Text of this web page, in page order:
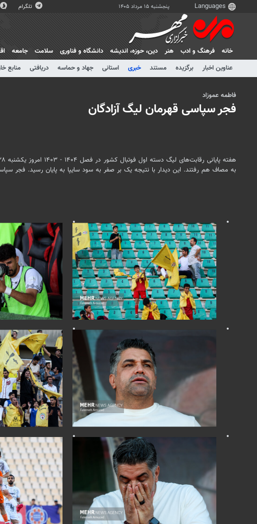
پنجشنبه ۱۵ مرداد ۱۴۰۵ تلگرام
خانه فرهنگ و ادب هنر دين، حوزه، انديشه دانشگاه و فناوری سلامت جامعه
عناوین اخبار
برگزیده مستند خبری استانی جهاد و حماسه دریافتی منابع
فاطمه عموزاد
فجر سپاسی قهرمان لیگ آزادگان
به مصاف هم رفتند. این دیدار با نتیجه یک بر صفر به سود سایپا به پایان رسید. فجر